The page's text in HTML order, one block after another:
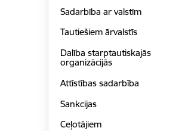
Sadarbība ar valstīm
Tautiešiem ārvalstīs
Dalība starptautiskajās
organizācijās
Attīstības sadarbība
Sankcijas
Ceļotājiem